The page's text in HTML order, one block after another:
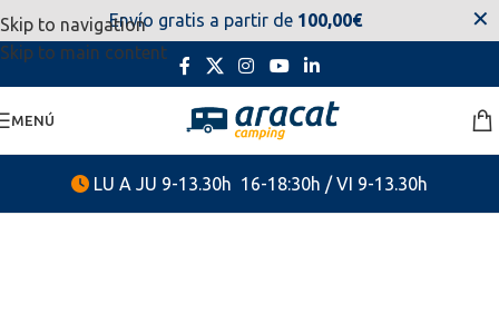
Skip to navigation
Skip to main content
estaremos disponibles. Disculpen las molestias.
MENÚ
LU A JU 9-13.30h 16-18:30h / VI 9-13.30h
Envío gratis a partir de 100,00€ ✕